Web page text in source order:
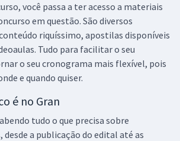
você passa a ter acesso a materiais
em questão. São diversos
riquíssimo, apostilas disponíveis
Tudo para facilitar o seu
o seu cronograma mais flexível, pois
e quando quiser.
é no Gran
tudo o que precisa sobre
desde a publicação do edital até as